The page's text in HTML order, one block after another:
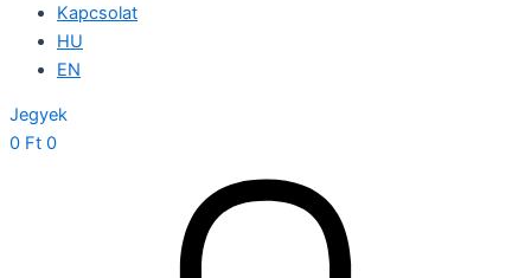
Kapcsolat
HU
EN
Jegyek
0 Ft 0